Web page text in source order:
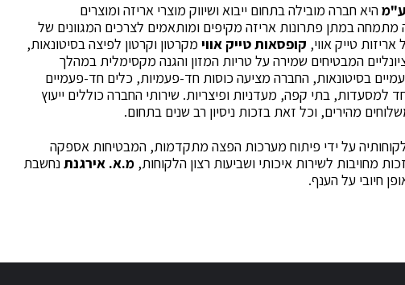
היא חברה מובילה בתחום ייבוא ושיווק מוצרי אריזה ומוצרים
במתן פתרונות אריזה מקיפים ומותאמים לצרכים המגוונים של
טייק אווי, קופסאות טייק אווי מקרטון וקרטון לפיצה בסיטונאות,
המבטיחים שמירה על טריות המזון והגנה מקסימלית במהלך
בסיטונאות, החברה מציעה כוסות חד-פעמיות, כלים חד-פעמיים
למסעדות, בתי קפה, מעדניות ופיצריות. שירותי החברה כוללים ייעוץ
מהירים, וכל זאת בזכות ניסיון רב שנים בתחום.
על ידי פיתוח מערכות הפצה מתקדמות, המבטיחות אספקה
מחויבות לשירות איכותי ושביעות רצון הלקוחות, מ.א. אירגנתנחשבת
חיובי על הענף.